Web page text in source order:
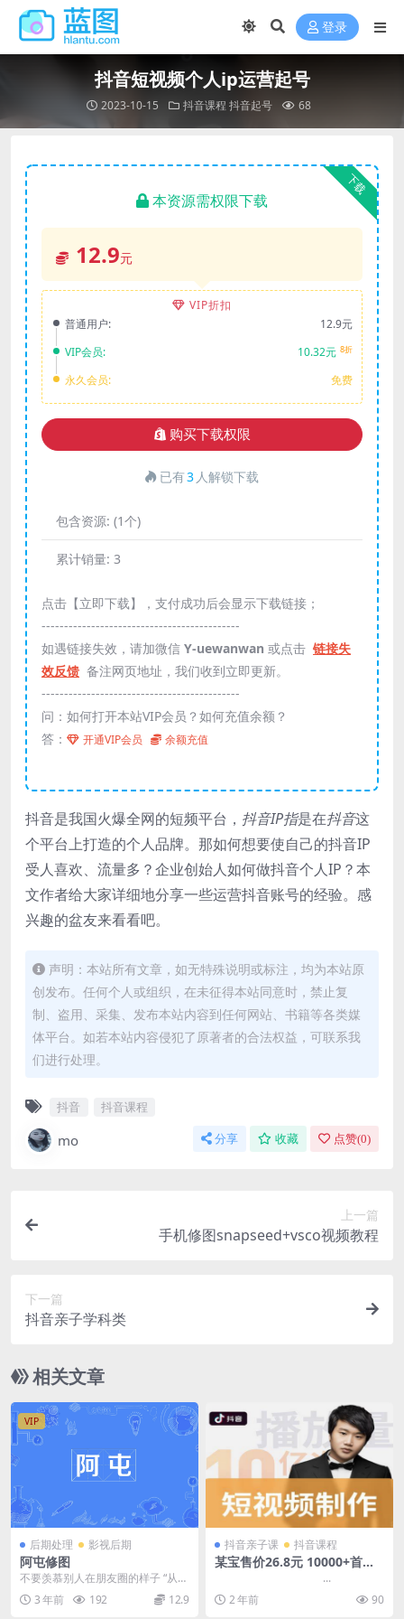
登录
抖音短视频个人ip运营起号
2023-10-15 抖音课程 抖音起号 68
下载
本资源需权限下载
12.9元
VIP折扣
普通用户:
12.9元
VIP会员:
10.32元 8折
永久会员: 免费
购买下载权限
已有3 人解锁下载
包含资源: (1个)
累计销量: 3
点击【立即下载】，支付成功后会显示下载链接；
--------------------------------------------
如遇链接失效，请加微信 Y-uewanwan 或点击 链接失
效反馈 备注网页地址，我们收到立即更新。
--------------------------------------------
问：如何打开本站VIP会员？如何充值余额？
答：
开通VIP会员 余额充值
抖音是我国火爆全网的短频平台， 抖音IP指是在抖音这
个平台上打造的个人品牌。那如何想要使自己的抖音IP
受人喜欢、流量多？企业创始人如何做抖音个人IP？本
文作者给大家详细地分享一些运营抖音账号的经验。感
兴趣的盆友来看看吧。
声明：本站所有文章，如无特殊说明或标注，均为本站原
创发布。任何个人或组织，在未征得本站同意时，禁止复
制、盗用、采集、发布本站内容到任何网站、书籍等各类媒
体平台。如若本站内容侵犯了原著者的合法权益，可联系我
们进行处理。
抖音 抖音课程
mo 分享 收藏 点赞(0)
上一篇
手机修图snapseed+vsco视频教程
下一篇
抖音亲子学科类
相关文章
VIP
后期处理 影视后期
阿屯修图
不要羡慕别人在朋友圈的样子 “从来
没有人叫过我P图怪，反而粉丝们对
我都很友好。”...
3 年前 192 12.9
抖音亲子课 抖音课程
某宝售价26.8元 10000+首抖
...
2 年前
90